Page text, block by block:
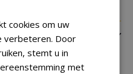
cookies om uw
verbeteren. Door
stemt u in
met